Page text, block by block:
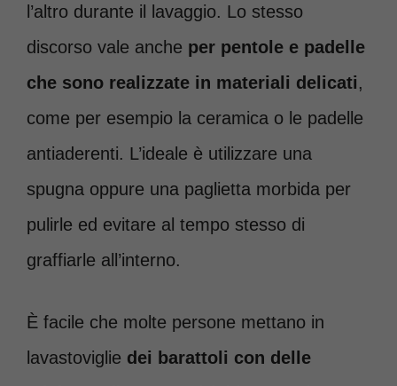
l’altro durante il lavaggio. Lo stesso
discorso vale anche per pentole e padelle
che sono realizzate in materiali delicati,
come per esempio la ceramica o le padelle
antiaderenti. L’ideale è utilizzare una
spugna oppure una paglietta morbida per
pulirle ed evitare al tempo stesso di
graffiarle all’interno.
È facile che molte persone mettano in
lavastoviglie dei barattoli con delle